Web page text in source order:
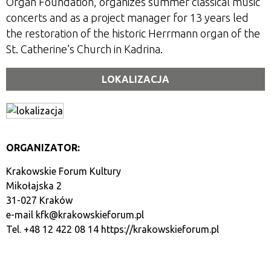
concerts and as a project manager for 13 years led
the restoration of the historic Herrmann organ of the
St. Catherine’s Church in Kadrina.
LOKALIZACJA
ORGANIZATOR:
Krakowskie Forum Kultury
Mikołajska 2
31-027 Kraków
e-mail kfk@krakowskieforum.pl
Tel. +48 12 422 08 14 https://krakowskieforum.pl